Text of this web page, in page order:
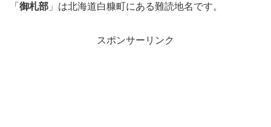
「 御札部 」は北海道白糠町にある難読地名です。
スポンサーリンク